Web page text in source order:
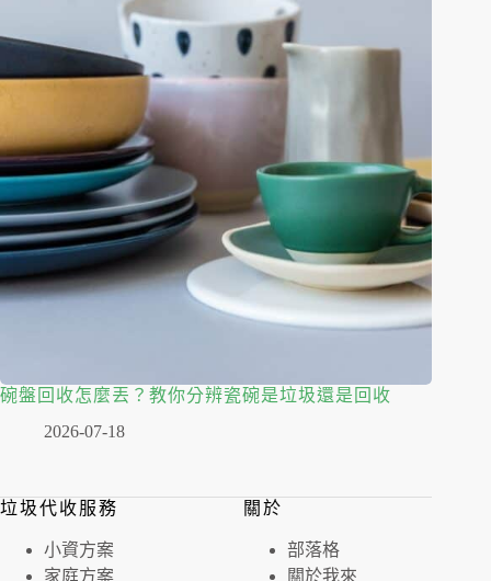
碗盤回收怎麼丟？教你分辨瓷碗是垃圾還是回收
2026-07-18
垃圾代收服務
⼩資⽅案
家庭⽅案
關於
部落格
關於我來